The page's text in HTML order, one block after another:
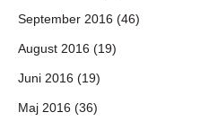
September 2016 (46)
August 2016 (19)
Juni 2016 (19)
Maj 2016 (36)